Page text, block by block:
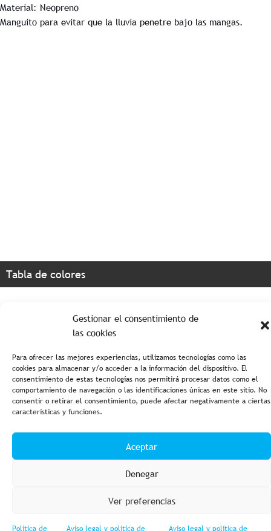
Gestionar el consentimiento de
las cookies
Para ofrecer las mejores experiencias, utilizamos tecnologías como las
cookies para almacenar y/o acceder a la información del dispositivo. El
consentimiento de estas tecnologías nos permitirá procesar datos como el
comportamiento de navegación o las identificaciones únicas en este sitio. No
consentir o retirar el consentimiento, puede afectar negativamente a ciertas
características y funciones.
Aceptar
Denegar
Ver preferencias
Política de Aviso legal y política de Aviso legal y política de
Material: Neopreno
Manguito para evitar que la lluvia penetre bajo las mangas.
Tabla de colores
Aviso legal y política de privacidad Política de cookies
© 2023 Fishing Import – Powered by Web GESTIOMÀTICA